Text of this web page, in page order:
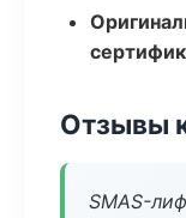
Отзывы
SMAS-